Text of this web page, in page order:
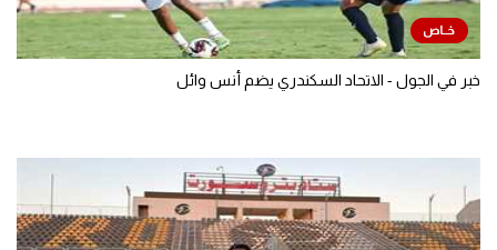
خبر في الجول - الاتحاد السكندري يضم أنس وائل